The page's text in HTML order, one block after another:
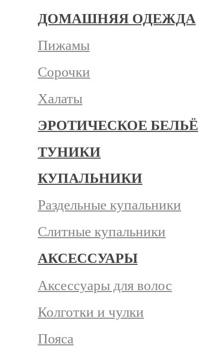
ДОМАШНЯЯ ОДЕЖДА
Пижамы
Сорочки
Халаты
ЭРОТИЧЕСКОЕ БЕЛЬЁ
ТУНИКИ
КУПАЛЬНИКИ
Раздельные купальники
Слитные купальники
АКСЕССУАРЫ
Аксессуары для волос
Колготки и чулки
Пояса